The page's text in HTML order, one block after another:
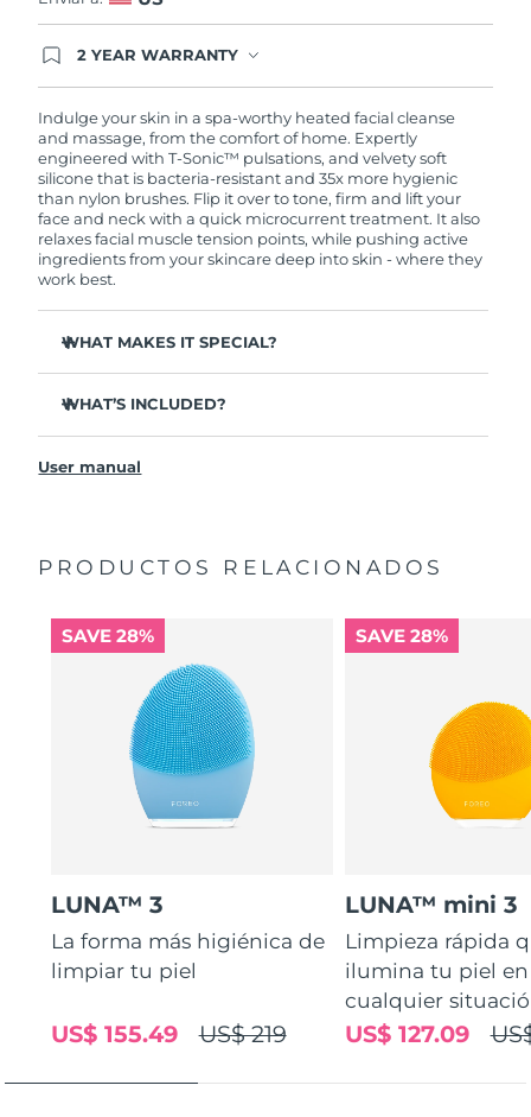
2 YEAR WARRANTY
issues within 2-year of purchase, FOREO will
replace your product free of charge.
Indulge your skin in a spa-worthy heated facial cleanse
and massage, from the comfort of home. Expertly
engineered with T-Sonic™ pulsations, and velvety soft
silicone that is bacteria-resistant and 35x more hygienic
than nylon brushes. Flip it over to tone, firm and lift your
face and neck with a quick microcurrent treatment. It also
relaxes facial muscle tension points, while pushing active
ingredients from your skincare deep into skin - where they
work best.
WHAT MAKES IT SPECIAL?
makeup residue from skin.
Gently heats skin to temporarily dilate pores, melting
16 intensities, ergonomic and lightweight design, with
app-guided treatment routines.
WHAT’S INCLUDED?
USB charging cable
General manual
warranty)
User manual
PRODUCTOS RELACIONADOS
SAVE 28%
LUNA™ 3
La forma más higiénica de
limpiar tu piel
US$ 219
US$ 155.49
SAVE 28%
LUNA™ mini 3
Limpieza rápida
ilumina tu piel en
cualquier
US$ 127.09